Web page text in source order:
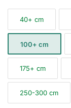
40+ cm
100+ cm
175+ cm
250-300 cm